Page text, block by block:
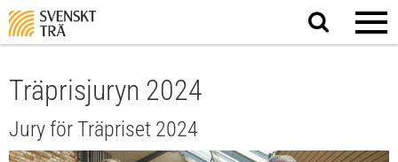
Sök
på
Träprisjuryn 2024
Jury för Träpriset 2024